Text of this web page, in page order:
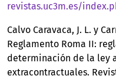
revistas.uc3m.es/
Calvo Caravaca, J. L. y
Reglamento Roma II:
determinación de la ley
extracontractuales.